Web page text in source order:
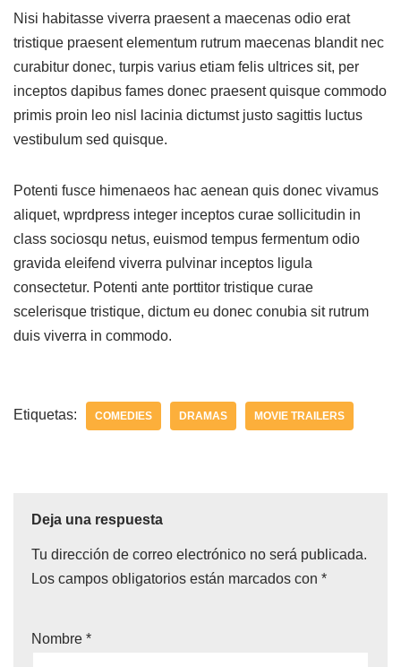
Nisi habitasse viverra praesent a maecenas odio erat
tristique praesent elementum rutrum maecenas blandit nec
curabitur donec, turpis varius etiam felis ultrices sit, per
inceptos dapibus fames donec praesent quisque commodo
primis proin leo nisl lacinia dictumst justo sagittis luctus
vestibulum sed quisque.
Potenti fusce himenaeos hac aenean quis donec vivamus
aliquet, wprdpress integer inceptos curae sollicitudin in
class sociosqu netus, euismod tempus fermentum odio
gravida eleifend viverra pulvinar inceptos ligula
consectetur. Potenti ante porttitor tristique curae
scelerisque tristique, dictum eu donec conubia sit rutrum
duis viverra in commodo.
Etiquetas: COMEDIES DRAMAS MOVIE TRAILERS
Deja una respuesta
Tu dirección de correo electrónico no será publicada.
Los campos obligatorios están marcados con *
Nombre *